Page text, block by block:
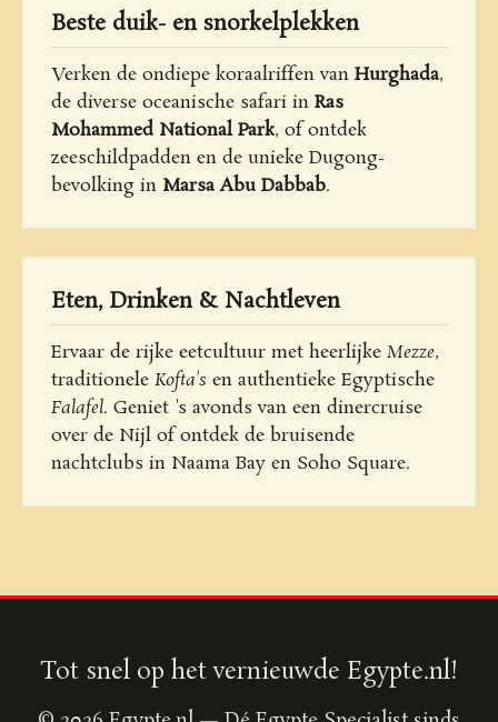
Beste duik- en snorkelplekken
Verken de ondiepe koraalriffen van Hurghada,
de diverse oceanische safari in Ras
Mohammed National Park, of ontdek
zeeschildpadden en de unieke Dugong-
bevolking in Marsa Abu Dabbab.
Eten, Drinken & Nachtleven
Ervaar de rijke eetcultuur met heerlijke Mezze,
traditionele Kofta's en authentieke Egyptische
Falafel. Geniet 's avonds van een dinercruise
over de Nijl of ontdek de bruisende
nachtclubs in Naama Bay en Soho Square.
Tot snel op het vernieuwde Egypte.nl!